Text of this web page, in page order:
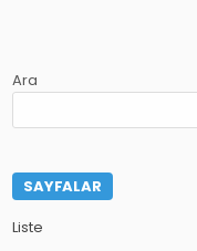
Ara
SAYFALAR
Liste